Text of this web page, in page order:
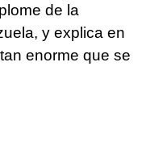
de la
y explica en
enorme que se